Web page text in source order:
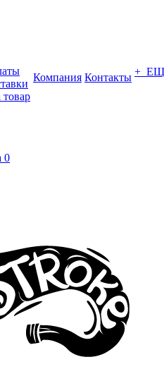
товар
Компания Контакты +
0